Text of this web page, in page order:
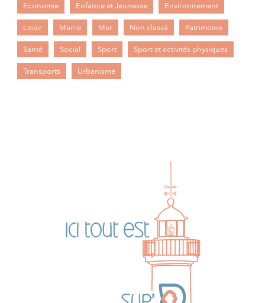
Economie Enfance et Jeunesse Environnement
Loisir Mairie Mer Non classé Patrimoine
Santé Social Sport Sport et activités physiques
Transports Urbanisme